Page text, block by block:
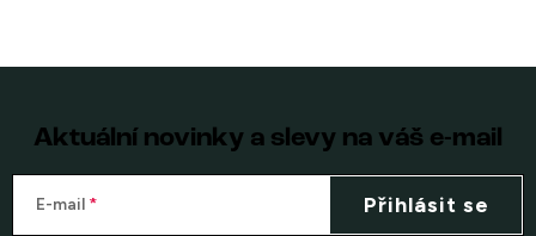
Aktuální novinky a slevy na váš e-mail
E-mail Přihlásit se